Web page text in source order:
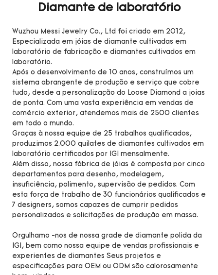
Diamante de laboratório
Wuzhou Messi Jewelry Co., Ltd foi criado em 2012,
Especializada em jóias de diamante cultivadas em
laboratório de fabricação e diamantes cultivados em
laboratório.
Após o desenvolvimento de 10 anos, construímos um
sistema abrangente de produção e serviço que cobre
tudo, desde a personalização do Loose Diamond a joias
de ponta. Com uma vasta experiência em vendas de
comércio exterior, atendemos mais de 2500 clientes
em todo o mundo.
Graças à nossa equipe de 25 trabalhos qualificados,
produzimos 2.000 quilates de diamantes cultivados em
laboratório certificados por IGI mensalmente.
Além disso, nossa fábrica de jóias é composta por cinco
departamentos para desenho, modelagem,
insuficiência, polimento, supervisão de pedidos. Com
esta força de trabalho de 30 funcionários qualificados e
7 designers, somos capazes de cumprir pedidos
personalizados e solicitações de produção em massa.
Orgulhamo -nos de nossa grade de diamante polida da
IGI, bem como nossa equipe de vendas profissionais e
experientes de diamantes Seus projetos e
especificações para OEM ou ODM são calorosamente